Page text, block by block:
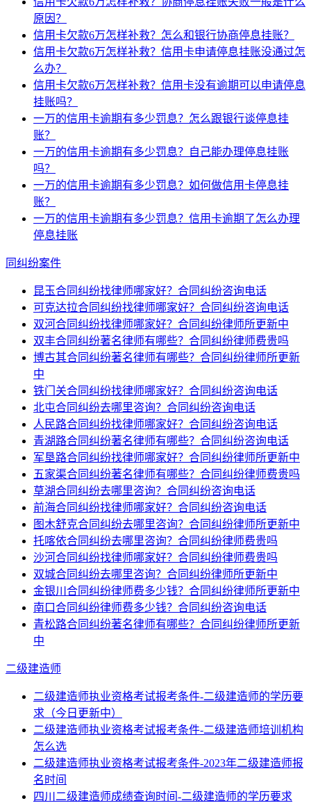
原因？
信用卡欠款6万怎样补救？怎么和银行协商停息挂账？
信用卡欠款6万怎样补救？信用卡申请停息挂账没通过怎
么办？
信用卡欠款6万怎样补救？信用卡没有逾期可以申请停息
挂账吗？
一万的信用卡逾期有多少罚息？怎么跟银行谈停息挂
账？
一万的信用卡逾期有多少罚息？自己能办理停息挂账
吗？
一万的信用卡逾期有多少罚息？如何做信用卡停息挂
账？
一万的信用卡逾期有多少罚息？信用卡逾期了怎么办理
停息挂账
同纠纷案件
昆玉合同纠纷找律师哪家好？合同纠纷咨询电话
可克达拉合同纠纷找律师哪家好？合同纠纷咨询电话
双河合同纠纷找律师哪家好？合同纠纷律师所更新中
双丰合同纠纷著名律师有哪些？合同纠纷律师费贵吗
博古其合同纠纷著名律师有哪些？合同纠纷律师所更新
中
铁门关合同纠纷找律师哪家好？合同纠纷咨询电话
北屯合同纠纷去哪里咨询？合同纠纷咨询电话
人民路合同纠纷找律师哪家好？合同纠纷咨询电话
青湖路合同纠纷著名律师有哪些？合同纠纷咨询电话
军垦路合同纠纷找律师哪家好？合同纠纷律师所更新中
五家渠合同纠纷著名律师有哪些？合同纠纷律师费贵吗
草湖合同纠纷去哪里咨询？合同纠纷咨询电话
前海合同纠纷找律师哪家好？合同纠纷咨询电话
图木舒克合同纠纷去哪里咨询？合同纠纷律师所更新中
托喀依合同纠纷去哪里咨询？合同纠纷律师费贵吗
沙河合同纠纷找律师哪家好？合同纠纷律师费贵吗
双城合同纠纷去哪里咨询？合同纠纷律师所更新中
金银川合同纠纷律师费多少钱？合同纠纷律师所更新中
南口合同纠纷律师费多少钱？合同纠纷咨询电话
青松路合同纠纷著名律师有哪些？合同纠纷律师所更新
中
二级建造师
二级建造师执业资格考试报考条件-二级建造师的学历要
求（今日更新中）
二级建造师执业资格考试报考条件-二级建造师培训机构
怎么选
二级建造师执业资格考试报考条件-2023年二级建造师报
名时间
四川二级建造师成绩查询时间-二级建造师的学历要求